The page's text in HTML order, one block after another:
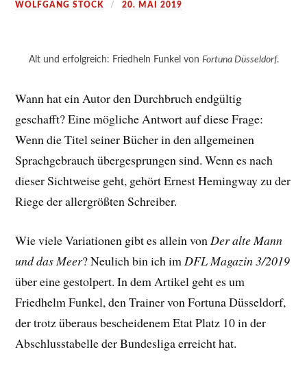
WOLFGANG STOCK 20. MAI 2019
Alt und erfolgreich: Friedheln Funkel von Fortuna Düsseldorf.
Wann hat ein Autor den Durchbruch endgültig
geschafft? Eine mögliche Antwort auf diese Frage:
Wenn die Titel seiner Bücher in den allgemeinen
Sprachgebrauch übergesprungen sind. Wenn es nach
dieser Sichtweise geht, gehört Ernest Hemingway zu der
Riege der allergrößten Schreiber.
Wie viele Variationen gibt es allein vonDer alte Mann
und das Meer? Neulich bin ich imDFL Magazin 3/2019
über eine gestolpert. In dem Artikel geht es um
Friedhelm Funkel, den Trainer von Fortuna Düsseldorf,
der trotz überaus bescheidenem Etat Platz 10 in der
Abschlusstabelle der Bundesliga erreicht hat.